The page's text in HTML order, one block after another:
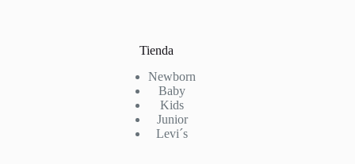
Tienda
Newborn
Baby
Kids
Junior
Levi´s